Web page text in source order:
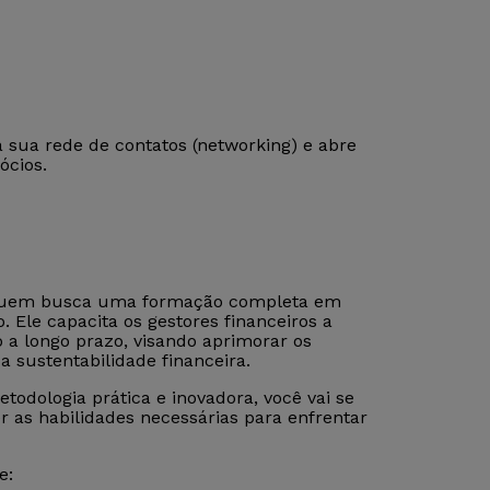
rede de contatos (networking) e abre
busca uma formação completa em
Ele capacita os gestores financeiros a
longo prazo, visando aprimorar os
sustentabilidade financeira.
prática e inovadora, você vai se
habilidades necessárias para enfrentar